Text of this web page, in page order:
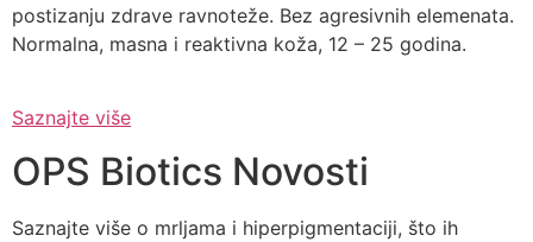
postizanju zdrave ravnoteže. Bez agresivnih elemenata.
Normalna, masna i reaktivna koža, 12 – 25 godina.
Saznajte više
OPS Biotics Novosti
Saznajte više o mrljama i hiperpigmentaciji, što ih